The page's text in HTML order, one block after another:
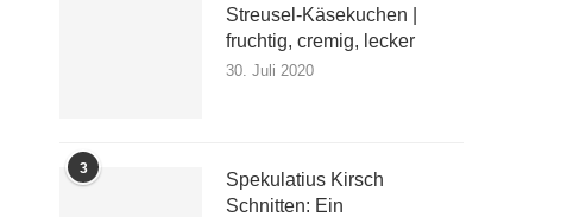
Streusel-Käsekuchen |
fruchtig, cremig, lecker
30. Juli 2020
3
Spekulatius Kirsch
Schnitten: Ein